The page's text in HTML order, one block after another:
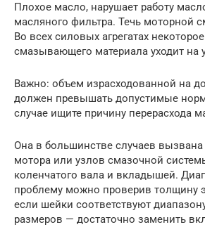
Плохое масло, нарушает работу
масляного фильтра. Течь моторной
Во всех силовых агрегатах
смазывающего материала уходит на
Важно: объем израсходованной на
должен превышать допустимые
случае ищите причину перерасхода
Она в большинстве случаев
мотора или узлов смазочной
коленчатого вала и вкладышей.
проблему можно проверив толщину
если шейки соответствуют
размеров — достаточно заменить